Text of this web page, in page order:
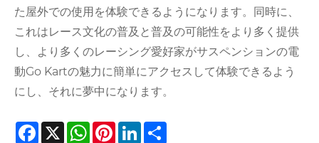
た屋外での使用を体験できるようになります。同時に、
これはレース文化の普及と普及の可能性をより多く提供
し、より多くのレーシング愛好家がサスペンションの電
動Go Kartの魅力に簡単にアクセスして体験できるよう
にし、それに夢中になります。
Facebook
X WhatsApp
PinterestLinkedIn